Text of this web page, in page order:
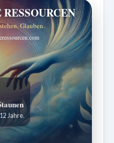
Glauben.
Jahre.